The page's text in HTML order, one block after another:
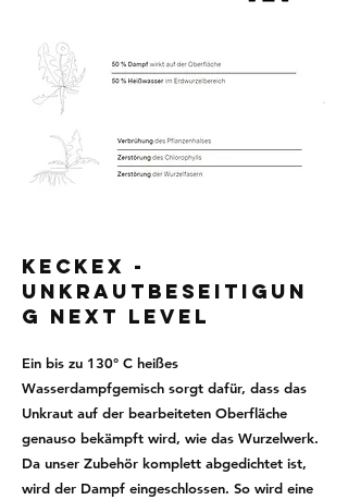
KECKEX -
Unkrautbeseitigun
g next level
Ein bis zu 130° C heißes
Wasserdampfgemisch sorgt dafür, dass das
Unkraut auf der bearbeiteten Oberfläche
genauso bekämpft wird, wie das Wurzelwerk.
Da unser Zubehör komplett abgedichtet ist,
wird der Dampf eingeschlossen. So wird eine